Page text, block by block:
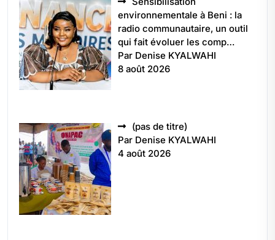
environnementale à Beni : la
radio communautaire, un outil
qui fait évoluer les comp…
Par Denise KYALWAHI
8 août 2026
(pas de titre)
5496
Par Denise KYALWAHI
4 août 2026